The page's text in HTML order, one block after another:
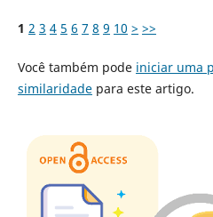
1 2 3 4 5 6 7 8 9 10 > >>
Você também pode iniciar uma
similaridadepara este artigo.